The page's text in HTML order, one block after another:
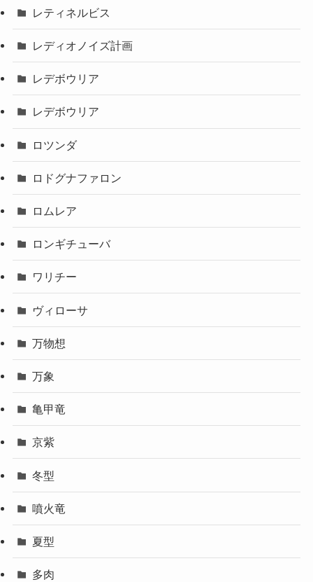
レティネルビス
レディオノイズ計画
レデボウリア
レデボウリア
ロツンダ
ロドグナファロン
ロムレア
ロンギチューバ
ワリチー
ヴィローサ
万物想
万象
亀甲竜
京紫
冬型
噴火竜
夏型
多肉